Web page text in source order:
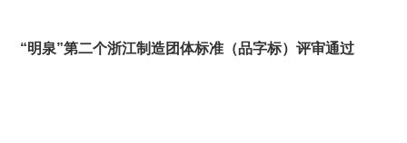
“明泉”第二个浙江制造团体标准（品字标）评审通过